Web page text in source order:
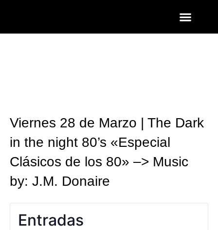
Viernes 28 de Marzo | The Dark
in the night 80’s «Especial
Clásicos de los 80» –> Music
by: J.M. Donaire
Entradas